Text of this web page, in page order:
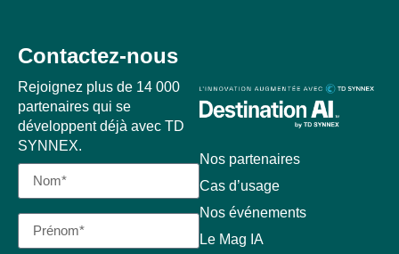
Nos partenaires
Cas d’usage
Nos événements
Le Mag IA
Contactez-nous
Rejoignez plus de 14 000
partenaires qui se
développent déjà avec TD
SYNNEX.